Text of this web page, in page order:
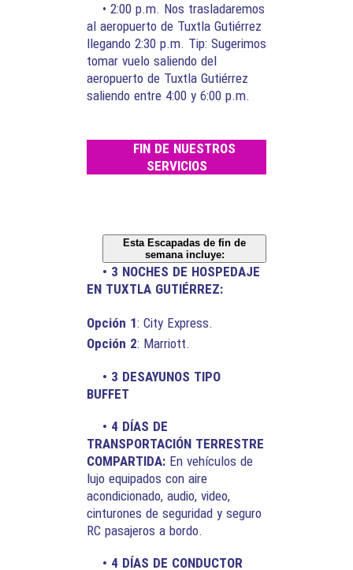
• 2:00 p.m. Nos trasladaremos
al aeropuerto de Tuxtla Gutiérrez
llegando 2:30 p.m. Tip: Sugerimos
tomar vuelo saliendo del
aeropuerto de Tuxtla Gutiérrez
saliendo entre 4:00 y 6:00 p.m.
FIN DE NUESTROS
SERVICIOS
Esta Escapadas de fin de
semana incluye:
• 3 NOCHES DE HOSPEDAJE
EN TUXTLA GUTIÉRREZ:
Opción 1: City Express.
Opción 2: Marriott.
• 3 DESAYUNOS TIPO
BUFFET
• 4 DÍAS DE
TRANSPORTACIÓN TERRESTRE
COMPARTIDA: En vehículos de
lujo equipados con aire
acondicionado, audio, video,
cinturones de seguridad y seguro
RC pasajeros a bordo.
• 4 DÍAS DE CONDUCTOR